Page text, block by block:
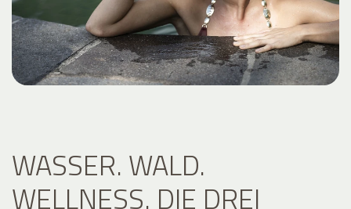
WASSER. WALD.
WELLNESS. DIE DREI